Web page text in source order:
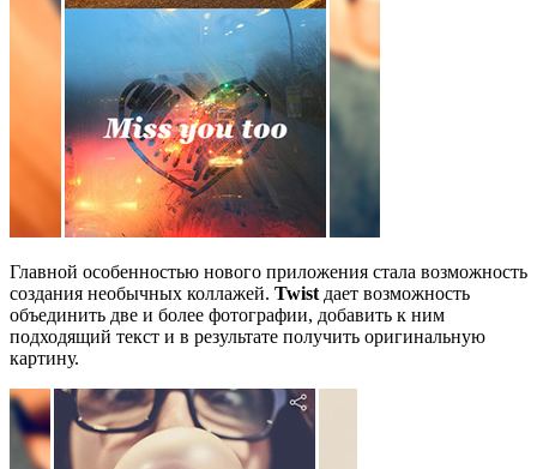
Главной особенностью нового приложения стала возможность
создания необычных коллажей. Twist дает возможность
объединить две и более фотографии, добавить к ним
подходящий текст и в результате получить оригинальную
картину.